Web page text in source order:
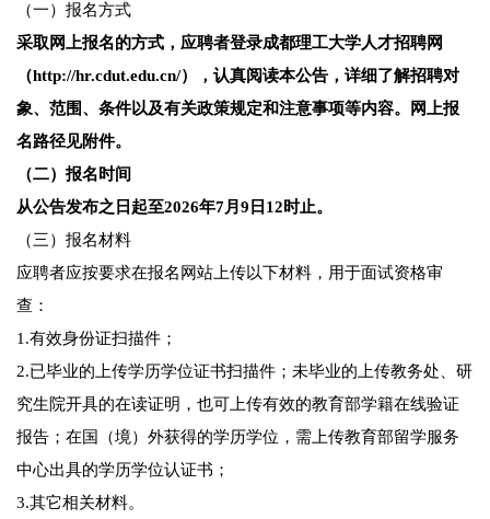
（一）报名方式
采取网上报名的方式，应聘者登录成都理工大学人才招聘网
（http://hr.cdut.edu.cn/），认真阅读本公告，详细了解招聘对
象、范围、条件以及有关政策规定和注意事项等内容。网上报
名路径见附件。
（二）报名时间
从公告发布之日起至2026年7月9日12时止。
（三）报名材料
应聘者应按要求在报名网站上传以下材料，用于面试资格审
查：
1.有效身份证扫描件；
2.已毕业的上传学历学位证书扫描件；未毕业的上传教务处、研
究生院开具的在读证明，也可上传有效的教育部学籍在线验证
报告；在国（境）外获得的学历学位，需上传教育部留学服务
中心出具的学历学位认证书；
3.其它相关材料。